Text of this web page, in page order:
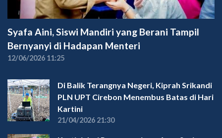
Syafa Aini, Siswi Mandiri yang Berani Tampil
Bernyanyi di Hadapan Menteri
12/06/2026 11:25
Di Balik Terangnya Negeri, Kiprah Srikandi
PLN UPT Cirebon Menembus Batas di Hari
Kartini
21/04/2026 21:30